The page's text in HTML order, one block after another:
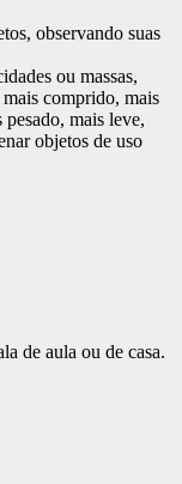
observando suas
ou massas,
comprido, mais
mais leve,
objetos de uso
de aula ou de casa.